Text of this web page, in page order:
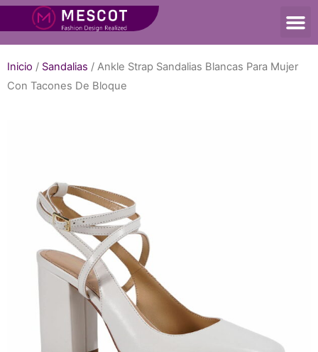
Inicio / Sandalias / Ankle Strap Sandalias Blancas Para Mujer
Con Tacones De Bloque